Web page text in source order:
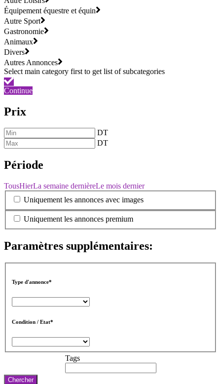
Équipement équestre et équin
Autre Sport
Gastronomie
Animaux
Divers
Autres Annonces
Continue
Prix
DT
DT
Période
TousHierLa semaine dernièreLe mois dernier
Uniquement les annonces avec images
Uniquement les annonces premium
Paramètres supplémentaires:
Type d'annonce*
Condition / Etat*
Tags
Chercher